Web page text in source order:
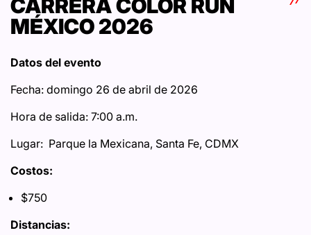
CARRERA COLOR RUN
MÉXICO 2026
Datos del evento
Fecha: domingo 26 de abril de 2026
Hora de salida: 7:00 a.m.
Lugar: Parque la Mexicana, Santa Fe, CDMX
Costos:
$750
Distancias: